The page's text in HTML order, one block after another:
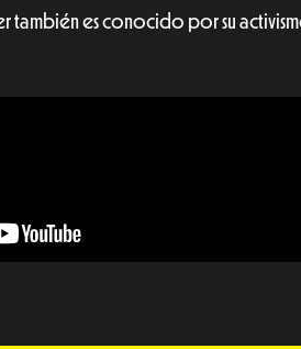
también es conocido por su